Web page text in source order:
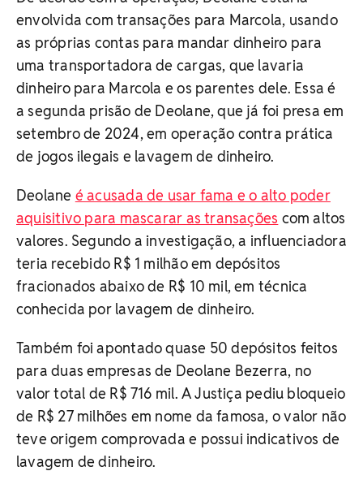
envolvida com transações para Marcola, usando
as próprias contas para mandar dinheiro para
uma transportadora de cargas, que lavaria
dinheiro para Marcola e os parentes dele. Essa é
a segunda prisão de Deolane, que já foi presa em
setembro de 2024, em operação contra prática
de jogos ilegais e lavagem de dinheiro.
Deolane é acusada de usar fama e o alto poder
aquisitivo para mascarar as transações com altos
valores. Segundo a investigação, a influenciadora
teria recebido R$ 1 milhão em depósitos
fracionados abaixo de R$ 10 mil, em técnica
conhecida por lavagem de dinheiro.
Também foi apontado quase 50 depósitos feitos
para duas empresas de Deolane Bezerra, no
valor total de R$ 716 mil. A Justiça pediu bloqueio
de R$ 27 milhões em nome da famosa, o valor não
teve origem comprovada e possui indicativos de
lavagem de dinheiro.